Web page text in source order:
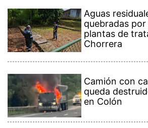
Aguas
quebradas
plantas de
Chorrera
Camión con
queda
en Colón